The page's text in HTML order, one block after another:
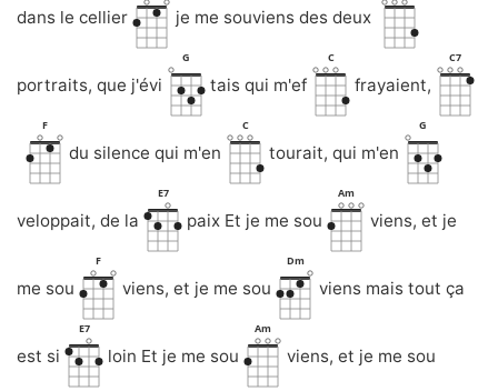
dans le cellier je me souviens des deux
portraits, que j'évi
G
tais qui m'ef
C
frayaient,
C7
F
du silence qui m'en
C
tourait, qui m'en
G
veloppait, de la
E7
paix Et je me sou
Am
viens, et je
me sou
F
viens, et je me sou
Dm
viens mais tout ça
est si
E7
loin Et je me sou
Am
viens, et je me sou